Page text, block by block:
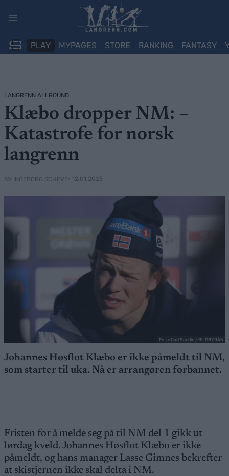
PLAY MYPAGES STORE RANKING FANTASY
LANGRENN ALLROUND
Klæbo dropper NM: –
Katastrofe for norsk
langrenn
AV INGEBORG SCHEVE• 12.01.2025
Foto: Carl Sandin / BILDBYRÅN
Johannes Høsflot Klæbo er ikke påmeldt til NM,
som starter til uka. Nå er arrangøren forbannet.
Fristen for å melde seg på til NM del 1 gikk ut
lørdag kveld. Johannes Høsflot Klæbo er ikke
påmeldt, og hans manager Lasse Gimnes bekrefter
at skistjernen ikke skal delta i NM.